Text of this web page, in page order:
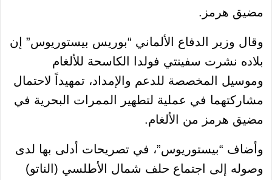
مضيق هرمز.
وقال وزير الدفاع الألماني “بوريس بيستوريوس” إن
بلاده نشرت سفينتي فولدا الكاسحة للألغام
وموسيل المخصصة للدعم والإمداد، تمهيداً لاحتمال
مشاركتهما في عملية لتطهير الممرات البحرية في
مضيق هرمز من الألغام.
وأضاف “بيستوريوس”، في تصريحات أدلى بها لدى
وصوله إلى اجتماع حلف شمال الأطلسي (الناتو)